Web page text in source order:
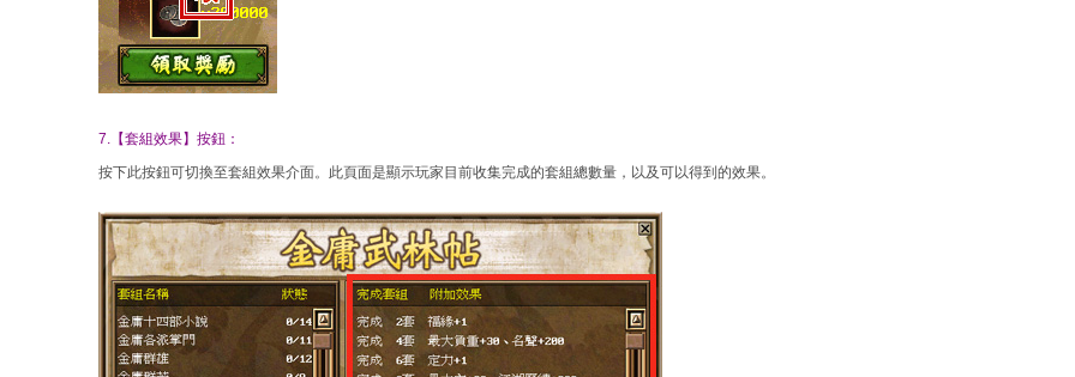
7.【套組效果】按鈕：
按下此按鈕可切換至套組效果介面。此頁面是顯示玩家目前收集完成的套組總數量，以及可以得到的效果。